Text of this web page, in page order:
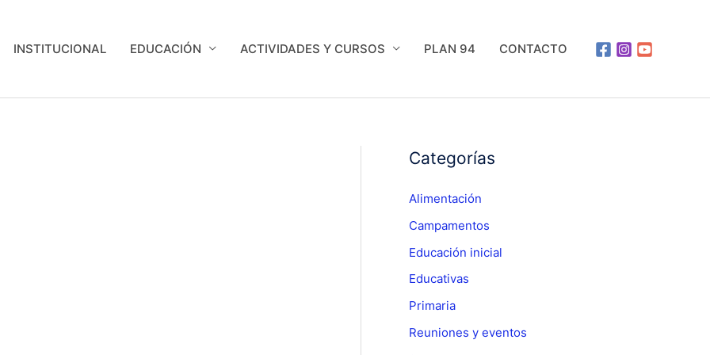
INSTITUCIONAL EDUCACIÓN ACTIVIDADES Y CURSOS PLAN 94 CONTACTO
Categorías
Alimentación
Campamentos
Educación inicial
Educativas
Primaria
Reuniones y eventos